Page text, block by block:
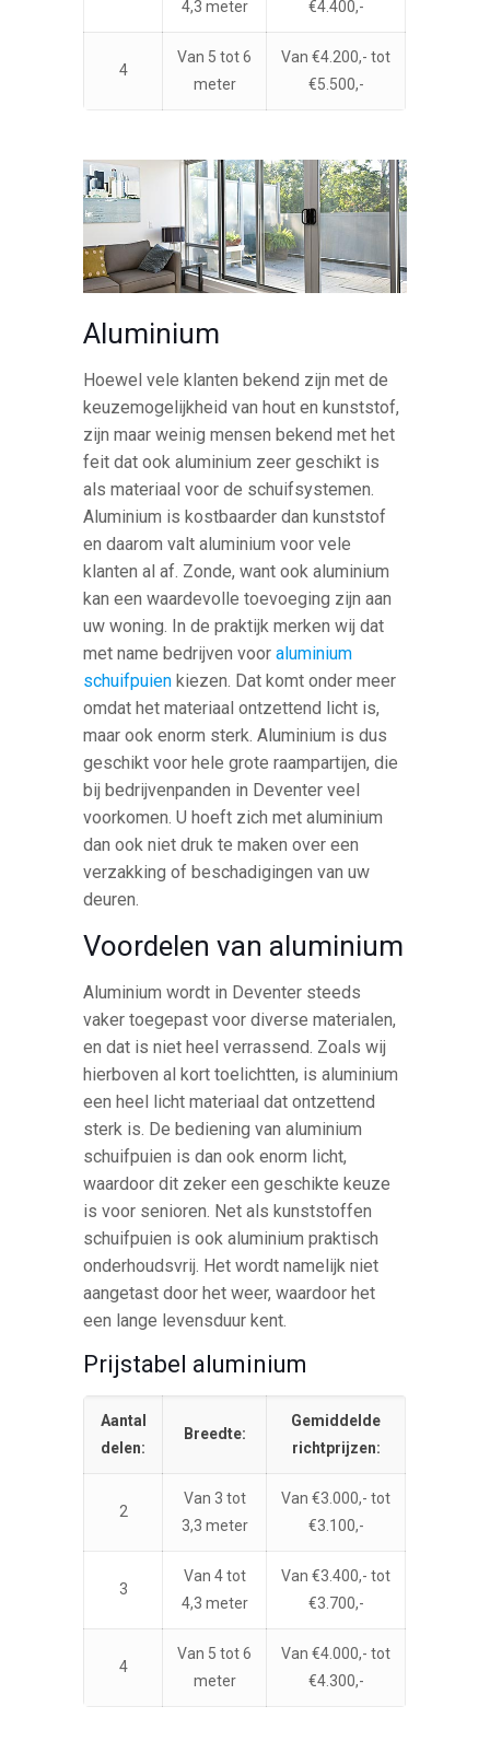
4,3 meter
€4.400,-
4
Van 5 tot 6
meter
Van €4.200,- tot
€5.500,-
Aluminium
Hoewel vele klanten bekend zijn met de
keuzemogelijkheid van hout en kunststof,
zijn maar weinig mensen bekend met het
feit dat ook aluminium zeer geschikt is
als materiaal voor de schuifsystemen.
Aluminium is kostbaarder dan kunststof
en daarom valt aluminium voor vele
klanten al af. Zonde, want ook aluminium
kan een waardevolle toevoeging zijn aan
uw woning. In de praktijk merken wij dat
met name bedrijven vooraluminium
schuifpuien kiezen. Dat komt onder meer
omdat het materiaal ontzettend licht is,
maar ook enorm sterk. Aluminium is dus
geschikt voor hele grote raampartijen, die
bij bedrijvenpanden in Deventer veel
voorkomen. U hoeft zich met aluminium
dan ook niet druk te maken over een
verzakking of beschadigingen van uw
deuren.
Voordelen van aluminium
Aluminium wordt in Deventer steeds
vaker toegepast voor diverse materialen,
en dat is niet heel verrassend. Zoals wij
hierboven al kort toelichtten, is aluminium
een heel licht materiaal dat ontzettend
sterk is. De bediening van aluminium
schuifpuien is dan ook enorm licht,
waardoor dit zeker een geschikte keuze
is voor senioren. Net als kunststoffen
schuifpuien is ook aluminium praktisch
onderhoudsvrij. Het wordt namelijk niet
aangetast door het weer, waardoor het
een lange levensduur kent.
Prijstabel aluminium
Aantal
delen:
Breedte:
Gemiddelde
richtprijzen:
2
Van 3 tot
3,3 meter
Van €3.000,- tot
€3.100,-
3
Van 4 tot
4,3 meter
Van €3.400,- tot
€3.700,-
4
Van 5 tot 6
meter
Van €4.000,- tot
€4.300,-